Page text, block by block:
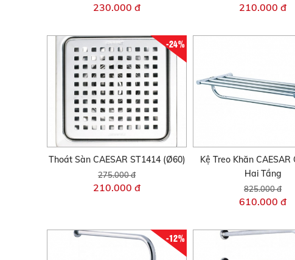
230.000 đ 210.000 đ
-24%
Thoát Sàn CAESAR ST1414 (Ø60)
275.000 đ
210.000 đ
Kệ Treo Khăn CAESAR
Hai Tầng
825.000 đ
610.000 đ
-12%